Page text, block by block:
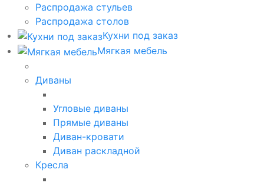
Распродажа стульев
Распродажа столов
Кухни под заказ
Мягкая мебель
Диваны
Угловые диваны
Прямые диваны
Диван-кровати
Диван раскладной
Кресла